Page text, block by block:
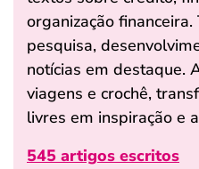
organização
pesquisa,
notícias em destaque.
viagens e crochê,
livres em inspiração e
545 artigos escritos